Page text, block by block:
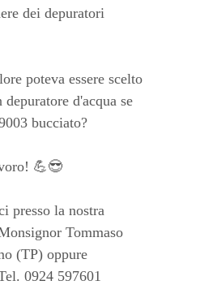
dei depuratori
poteva essere scelto
d'acqua se
bucciato?
💪😎
presso la nostra
Tommaso
(TP) oppure
0924 597601